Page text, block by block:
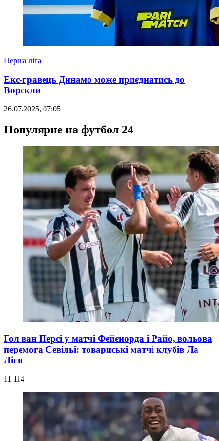
Перша ліга
Екс-гравець Динамо може приєднатись до
Ворскли
26.07.2025, 07:05
Популярне на футбол 24
Гол ван Персі у матчі Фейєнорда і Райо, вольова
перемога Севільї: товариські матчі клубів Ла
Ліги
11 114